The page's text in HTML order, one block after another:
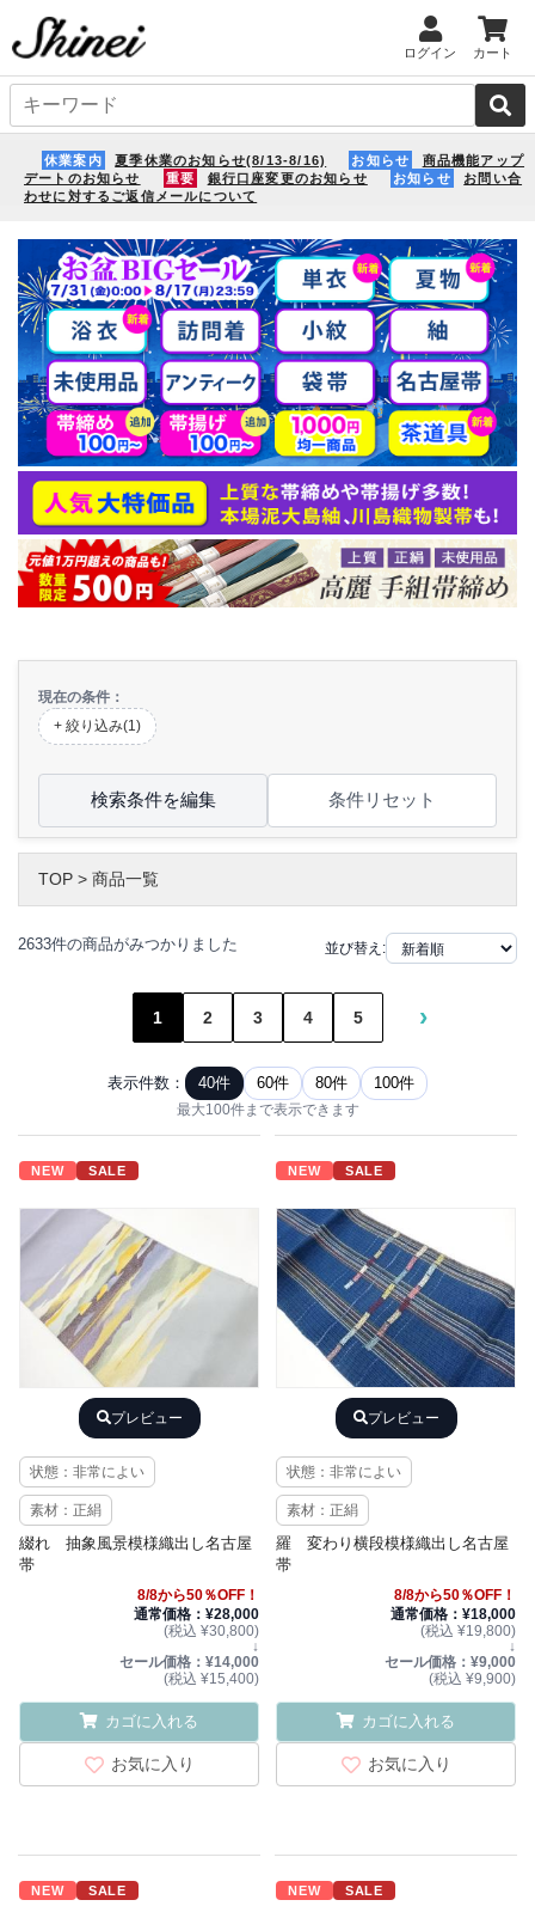
ログイン カート
休業案内 夏季休業のお知らせ(8/13-8/16) お知らせ
商品機能アップ
デートのお知らせ
重要 銀行口座変更のお知らせ お知らせ
お問い合
わせに対するご返信メールについて
現在の条件：
+ 絞り込み(1)
検索条件を編集 条件リセット
TOP > 商品一覧
2633件の商品がみつかりました 並び替え:
1 2 3 4 5 ›
表示件数： 40件 60件 80件 100件
最大100件まで表示できます
NEW SALE
プレビュー
状態：非常によい
素材：正絹
綴れ 抽象風景模様織出し名古屋
帯
8/8から50％OFF！
通常価格：¥28,000
(税込 ¥30,800)
↓
セール価格：¥14,000
(税込 ¥15,400)
カゴに入れる
お気に入り
NEW SALE
プレビュー
状態：非常によい
素材：正絹
羅 変わり横段模様織出し名古屋
帯
8/8から50％OFF！
通常価格：¥18,000
(税込 ¥19,800)
↓
セール価格：¥9,000
(税込 ¥9,900)
カゴに入れる
お気に入り
NEW SALE NEW SALE